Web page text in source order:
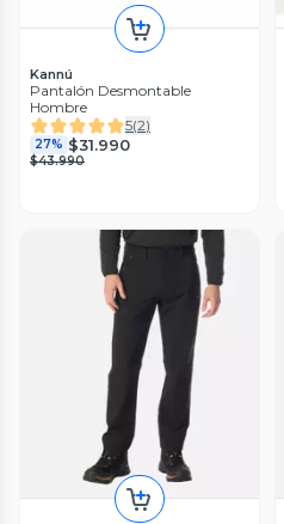
Kannú
Pantalón Desmontable
Hombre
5(2)
27% $31.990
$43.990